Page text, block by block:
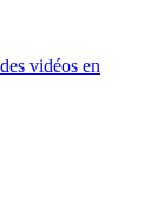
vidéos en